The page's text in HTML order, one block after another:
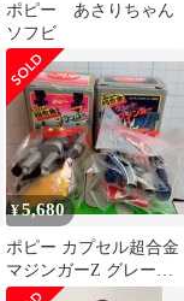
ポピー あさりちゃん
ソフビ
¥5,680
ポピー カプセル超合金
マジンガーZ グレート
マジンガー 2種セット